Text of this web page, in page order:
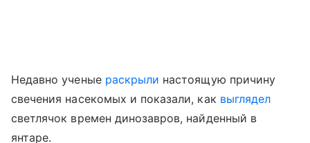
Недавно ученые раскрыли настоящую причину
свечения насекомых и показали, как выглядел
светлячок времен динозавров, найденный в
янтаре.